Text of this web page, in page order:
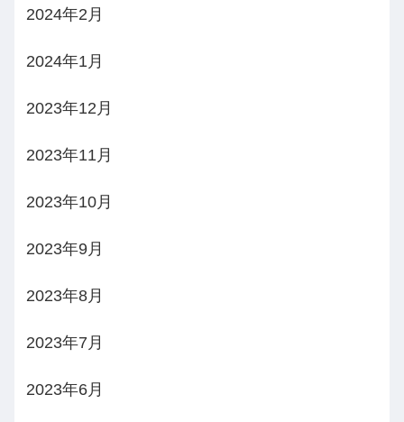
2024年2月
2024年1月
2023年12月
2023年11月
2023年10月
2023年9月
2023年8月
2023年7月
2023年6月